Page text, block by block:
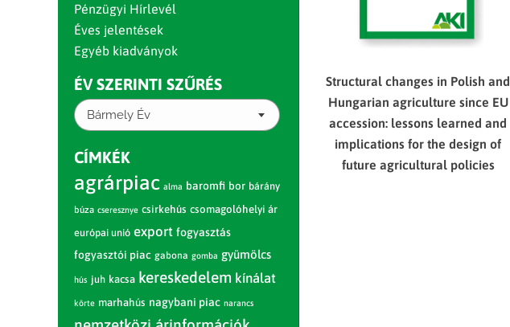
Structural changes in Polish and
Hungarian agriculture since EU
accession: lessons learned and
implications for the design of
future agricultural policies
Pénzügyi Hírlevél
Éves jelentések
Egyéb kiadványok
ÉV SZERINTI SZŰRÉS
Bármely Év
CÍMKÉK
agrárpiac alma baromfi bor bárány
búza cseresznye csirkehús csomagolóhelyi ár
európai unió export fogyasztás
fogyasztói piac gabona gomba gyümölcs
hús juh kacsa kereskedelem kínálat
körte marhahús nagybani piac narancs